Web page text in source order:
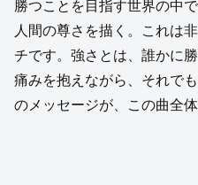
勝つことを目指す世界の中
人間の尊さを描く。これは
チです。強さとは、誰かに
痛みを抱えながら、それで
のメッセージが、この曲全